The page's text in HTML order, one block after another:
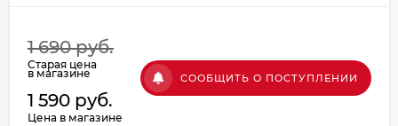
1 690 руб.
Старая цена
в магазине
1 590 руб.
Цена в магазине
СООБЩИТЬ О ПОСТУПЛЕНИИ
25
раз в
2 недели
plait.ru